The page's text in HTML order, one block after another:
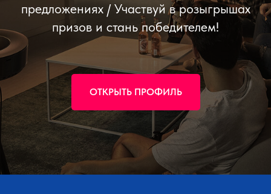
предложениях / Участвуй в розыгрышах
призов и стань победителем!
ОТКРЫТЬ ПРОФИЛЬ